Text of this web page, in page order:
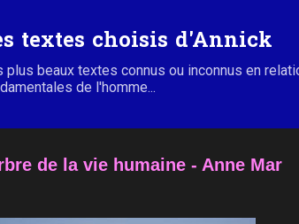
textes choisis d'Annick
plus beaux textes connus ou inconnus en
de l'homme...
de la vie humaine - Anne Mar